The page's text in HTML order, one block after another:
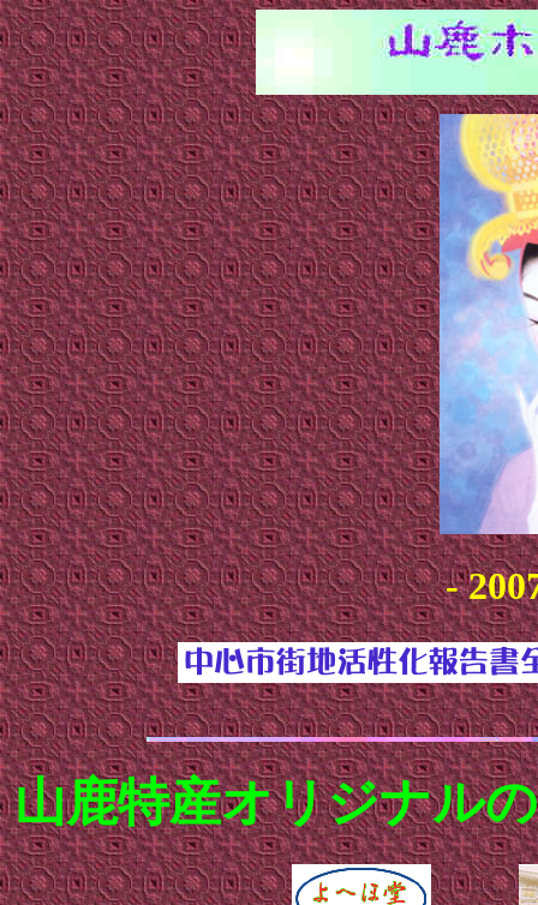
-
山鹿特産オリジナル